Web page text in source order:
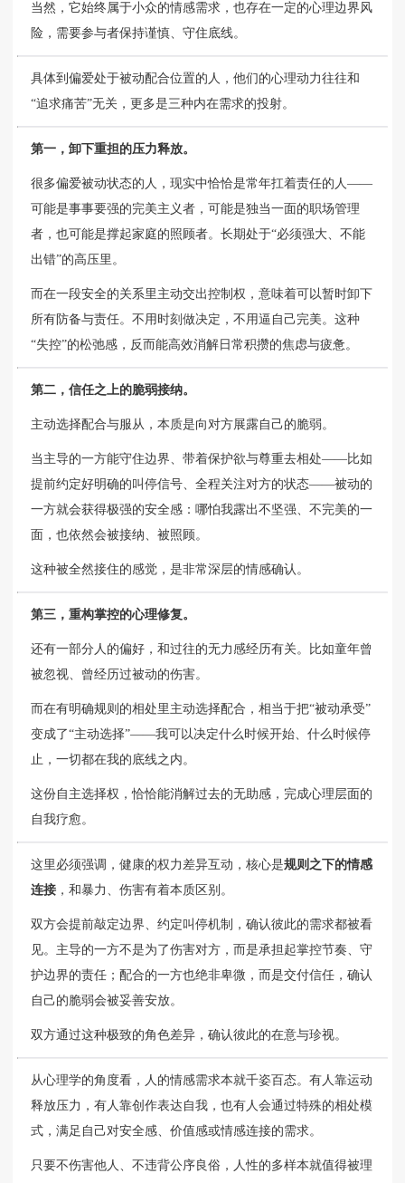
当然，它始终属于小众的情感需求，也存在一定的心理边界风
险，需要参与者保持谨慎、守住底线。
具体到偏爱处于被动配合位置的人，他们的心理动力往往和
“追求痛苦”无关，更多是三种内在需求的投射。
第一，卸下重担的压力释放。
很多偏爱被动状态的人，现实中恰恰是常年扛着责任的人——
可能是事事要强的完美主义者，可能是独当一面的职场管理
者，也可能是撑起家庭的照顾者。长期处于“必须强大、不能
出错”的高压里。
而在一段安全的关系里主动交出控制权，意味着可以暂时卸下
所有防备与责任。不用时刻做决定，不用逼自己完美。这种
“失控”的松弛感，反而能高效消解日常积攒的焦虑与疲惫。
第二，信任之上的脆弱接纳。
主动选择配合与服从，本质是向对方展露自己的脆弱。
当主导的一方能守住边界、带着保护欲与尊重去相处——比如
提前约定好明确的叫停信号、全程关注对方的状态——被动的
一方就会获得极强的安全感：哪怕我露出不坚强、不完美的一
面，也依然会被接纳、被照顾。
这种被全然接住的感觉，是非常深层的情感确认。
第三，重构掌控的心理修复。
还有一部分人的偏好，和过往的无力感经历有关。比如童年曾
被忽视、曾经历过被动的伤害。
而在有明确规则的相处里主动选择配合，相当于把“被动承受”
变成了“主动选择”——我可以决定什么时候开始、什么时候停
止，一切都在我的底线之内。
这份自主选择权，恰恰能消解过去的无助感，完成心理层面的
自我疗愈。
这里必须强调，健康的权力差异互动，核心是规则之下的情感
连接 ，和暴力、伤害有着本质区别。
双方会提前敲定边界、约定叫停机制，确认彼此的需求都被看
见。主导的一方不是为了伤害对方，而是承担起掌控节奏、守
护边界的责任；配合的一方也绝非卑微，而是交付信任，确认
自己的脆弱会被妥善安放。
双方通过这种极致的角色差异，确认彼此的在意与珍视。
从心理学的角度看，人的情感需求本就千姿百态。有人靠运动
释放压力，有人靠创作表达自我，也有人会通过特殊的相处模
式，满足自己对安全感、价值感或情感连接的需求。
只要不伤害他人、不违背公序良俗，人性的多样本就值得被理